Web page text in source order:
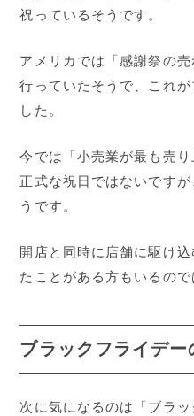
祝っているそうです。
アメリカでは「感謝祭の
行っていたそうで、これ
した。
今では「小売業が最も売り
正式な祝日ではないです
うです。
開店と同時に店舗に駆け
たことがある方もいるので
ブラックフライデー
次に気になるのは「ブラ